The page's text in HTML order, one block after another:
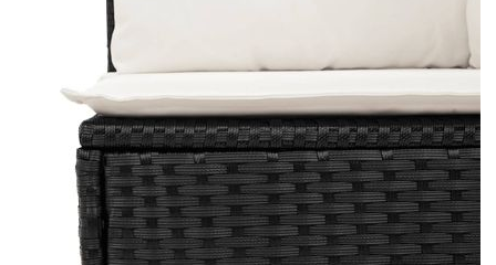
Предоставената таблица е с информационна цел.
Добавете продукта в количката си с бутона "Добави в
количката" и при поръчка ще можете да изберете броя
вноски на кредита.
Предоставената таблица е с информационна цел.
Добавете продукта в количката си с бутона "Добави в
количката" и при поръчка ще можете да изберете броя
вноски на кредита.
Когато плащате с NewPay, всъщност NewPay плаща
поръчката Ви вместо Вас. Вие я получавате и